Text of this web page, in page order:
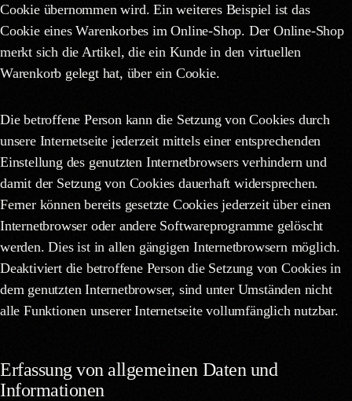
Cookie übernommen wird. Ein weiteres Beispiel ist das
Cookie eines Warenkorbes im Online-Shop. Der Online-Shop
merkt sich die Artikel, die ein Kunde in den virtuellen
Warenkorb gelegt hat, über ein Cookie.
Die betroffene Person kann die Setzung von Cookies durch
unsere Internetseite jederzeit mittels einer entsprechenden
Einstellung des genutzten Internetbrowsers verhindern und
damit der Setzung von Cookies dauerhaft widersprechen.
Ferner können bereits gesetzte Cookies jederzeit über einen
Internetbrowser oder andere Softwareprogramme gelöscht
werden. Dies ist in allen gängigen Internetbrowsern möglich.
Deaktiviert die betroffene Person die Setzung von Cookies in
dem genutzten Internetbrowser, sind unter Umständen nicht
alle Funktionen unserer Internetseite vollumfänglich nutzbar.
Erfassung von allgemeinen Daten und
Informationen